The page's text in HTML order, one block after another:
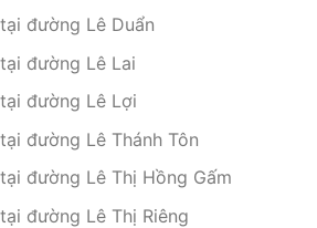
đường Lê Duẩn
đường Lê Lai
đường Lê Lợi
đường Lê Thánh Tôn
đường Lê Thị Hồng Gấm
đường Lê Thị Riêng